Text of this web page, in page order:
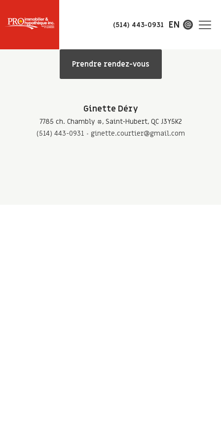
(514) 443-0931 EN
Prendre rendez-vous
Ginette Déry
7785 ch. Chambly #, Saint-Hubert, QC J3Y5K2
(514) 443-0931
ginette.courtier@gmail.com